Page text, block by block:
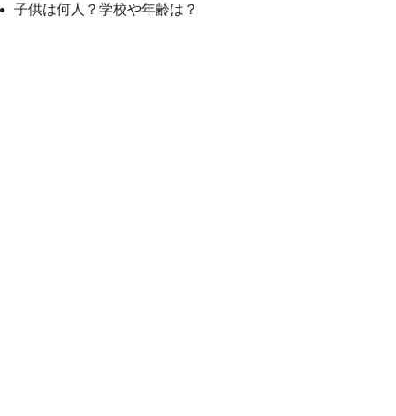
子供は何人？学校や年齢は？